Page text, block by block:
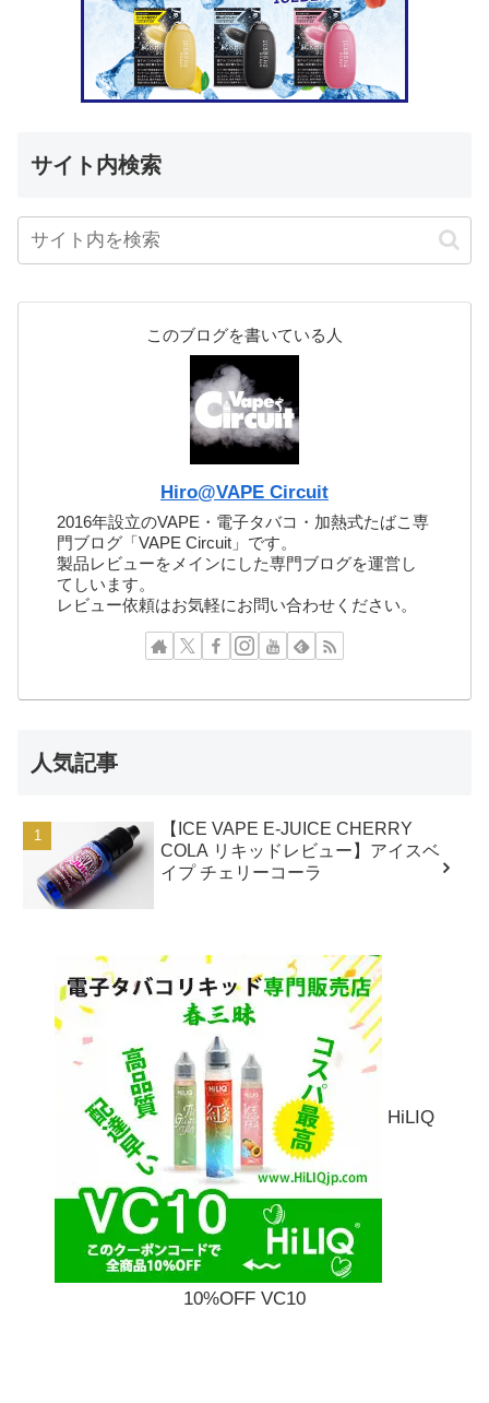
サイト内検索
このブログを書いている人
Hiro@VAPE Circuit
2016年設立のVAPE・電子タバコ・加熱式たばこ専
門ブログ「VAPE Circuit」です。
製品レビューをメインにした専門ブログを運営し
てしいます。
レビュー依頼はお気軽にお問い合わせください。
人気記事
【ICE VAPE E-JUICE CHERRY
COLA リキッドレビュー】アイスベ
イプ チェリーコーラ
HiLIQ
10%OFF VC10